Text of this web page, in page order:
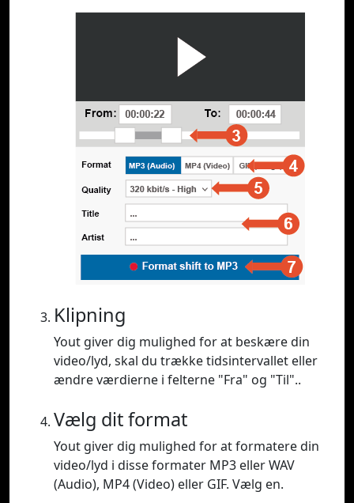
Klipning
Yout giver dig mulighed for at beskære din
video/lyd, skal du trække tidsintervallet eller
ændre værdierne i felterne "Fra" og "Til"..
Vælg dit format
Yout giver dig mulighed for at formatere din
video/lyd i disse formater MP3 eller WAV
(Audio), MP4 (Video) eller GIF. Vælg en.